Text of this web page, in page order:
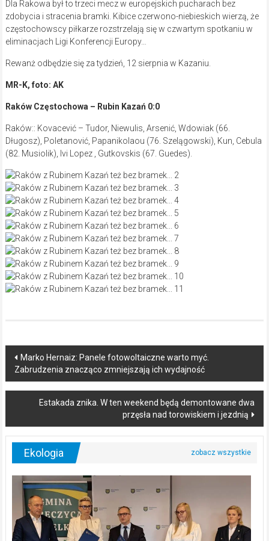
Dla Rakowa był to trzeci mecz w europejskich pucharach bez
zdobycia i stracenia bramki. Kibice czerwono-niebieskich wierzą, że
częstochowscy piłkarze rozstrzelają się w czwartym spotkaniu w
eliminacjach Ligi Konferencji Europy…
Rewanż odbędzie się za tydzień, 12 sierpnia w Kazaniu.
MR-K, foto: AK
Raków Częstochowa – Rubin Kazań 0:0
Raków:: Kovacević – Tudor, Niewulis, Arsenić, Wdowiak (66.
Długosz), Poletanović, Papanikolaou (76. Szelągowski), Kun, Cebula
(82. Musiolik), Ivi Lopez , Gutkovskis (67. Guedes).
Post
navigation
Marko Hernaiz: Panele fotowoltaiczne warto myć.
Zabrudzenia znacząco zmniejszają ich wydajność
Estakada znika. W ten weekend będą demontowane dwa
przęsła nad torowiskiem i jezdnią
Ekologia